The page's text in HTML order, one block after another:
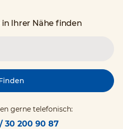
Ihrer Nähe finden
gerne telefonisch:
30 200 90 87